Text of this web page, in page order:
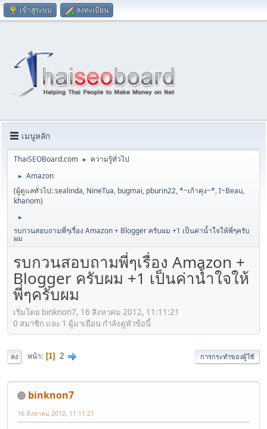
เข้าสู่ระบบ ลงทะเบียน
เมนูหลัก
ThaiSEOBoard.com ► ความรู้ทั่วไป
►
Amazon
(ผู้ดูแลทั่วไป:sealinda, NineTua, bugmai, pburin22,*~เก้าคุง~*,I~Beau,
khanom)
►
รบกวนสอบถามพี่ๆเรื่อง Amazon + Blogger ครับผม +1 เป็นค่านํ้าใจให้พี่ๆครับ
ผม
รบกวนสอบถามพี่ๆเรื่อง Amazon +
Blogger ครับผม +1 เป็นค่านํ้าใจให้
พี่ๆครับผม
เริ่มโดย binknon7, 16 สิงหาคม 2012, 11:11:21
0 สมาชิก และ 1 ผู้มาเยือน กำลังดูหัวข้อนี้
ลง หน้า 1 2 การกระทำของผู้ใช้
binknon7
16 สิงหาคม 2012, 11:11:21